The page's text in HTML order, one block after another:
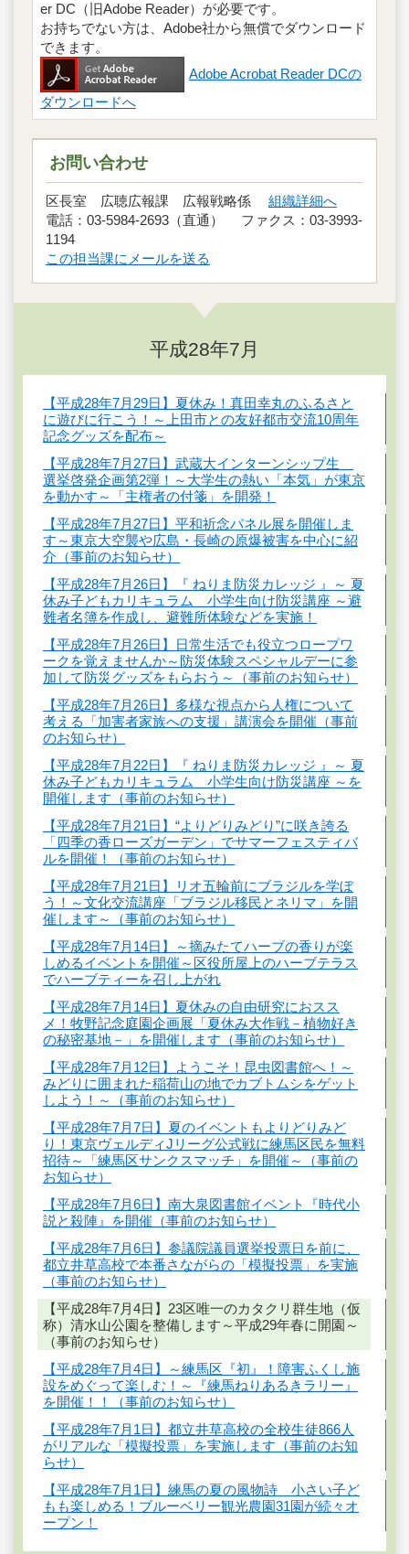
er DC（旧Adobe Reader）が必要です。
お持ちでない方は、Adobe社から無償でダウンロード
できます。
Adobe Acrobat Reader DCの
ダウンロードへ
お問い合わせ
区長室 広聴広報課 広報戦略係 組織詳細へ
電話：03-5984-2693（直通） ファクス：03-3993-
1194
この担当課にメールを送る
平成28年7月
【平成28年7月29日】夏休み！真田幸丸のふるさと
に遊びに行こう！～上田市との友好都市交流10周年
記念グッズを配布～
【平成28年7月27日】武蔵大インターンシップ生
選挙啓発企画第2弾！～大学生の熱い「本気」が東京
を動かす～「主権者の付箋」を開発！
【平成28年7月27日】平和祈念パネル展を開催しま
す～東京大空襲や広島・長崎の原爆被害を中心に紹
介（事前のお知らせ）
【平成28年7月26日】『 ねりま防災カレッジ 』～ 夏
休み子どもカリキュラム 小学生向け防災講座 ～避
難者名簿を作成し、避難所体験などを実施！
【平成28年7月26日】日常生活でも役立つロープワ
ークを覚えませんか～防災体験スペシャルデーに参
加して防災グッズをもらおう～（事前のお知らせ）
【平成28年7月26日】多様な視点から人権について
考える「加害者家族への支援」講演会を開催（事前
のお知らせ）
【平成28年7月22日】『 ねりま防災カレッジ 』～ 夏
休み子どもカリキュラム 小学生向け防災講座 ～を
開催します（事前のお知らせ）
【平成28年7月21日】“よりどりみどり”に咲き誇る
「四季の香ローズガーデン」でサマーフェスティバ
ルを開催！（事前のお知らせ）
【平成28年7月21日】リオ五輪前にブラジルを学ぼ
う！～文化交流講座「ブラジル移民とネリマ」を開
催します～（事前のお知らせ）
【平成28年7月14日】～摘みたてハーブの香りが楽
しめるイベントを開催～区役所屋上のハーブテラス
でハーブティーを召し上がれ
【平成28年7月14日】夏休みの自由研究におスス
メ！牧野記念庭園企画展「夏休み大作戦－植物好き
の秘密基地－」を開催します（事前のお知らせ）
【平成28年7月12日】ようこそ！昆虫図書館へ！～
みどりに囲まれた稲荷山の地でカブトムシをゲット
しよう！～（事前のお知らせ）
【平成28年7月7日】夏のイベントもよりどりみど
り！東京ヴェルディJリーグ公式戦に練馬区民を無料
招待～「練馬区サンクスマッチ」を開催～（事前の
お知らせ）
【平成28年7月6日】南大泉図書館イベント『時代小
説と殺陣』を開催（事前のお知らせ）
【平成28年7月6日】参議院議員選挙投票日を前に、
都立井草高校で本番さながらの「模擬投票」を実施
（事前のお知らせ）
【平成28年7月4日】23区唯一のカタクリ群生地（仮
称）清水山公園を整備します～平成29年春に開園～
（事前のお知らせ）
【平成28年7月4日】～練馬区『初』！障害ふくし施
設をめぐって楽しむ！～『練馬ねりあるきラリー』
を開催！！（事前のお知らせ）
【平成28年7月1日】都立井草高校の全校生徒866人
がリアルな「模擬投票」を実施します（事前のお知
らせ）
【平成28年7月1日】練馬の夏の風物詩 小さい子ど
もも楽しめる！ブルーベリー観光農園31園が続々オ
ープン！